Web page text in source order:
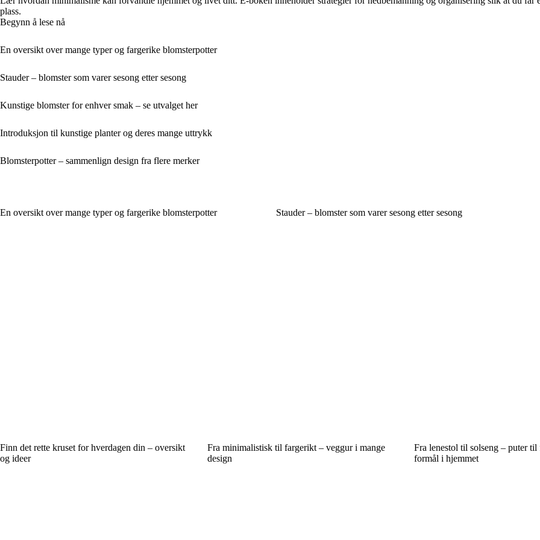
plass.
Begynn å lese nå
En oversikt over mange typer og fargerike blomsterpotter
Stauder – blomster som varer sesong etter sesong
Kunstige blomster for enhver smak – se utvalget her
Introduksjon til kunstige planter og deres mange uttrykk
Blomsterpotter – sammenlign design fra flere merker
En oversikt over mange typer og fargerike blomsterpotter Stauder – blomster som varer sesong etter sesong
Finn det rette kruset for hverdagen din – oversikt
og ideer
Fra minimalistisk til fargerikt – veggur i mange
design
Fra lenestol til solseng – puter
formål i hjemmet